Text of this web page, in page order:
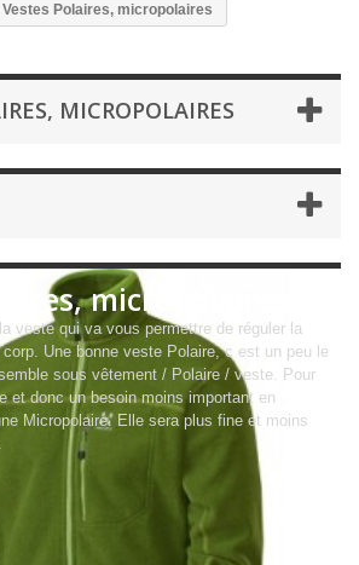
Vestes Polaires, micropolaires
MICROPOLAIRES
micropolaires
veste qui va vous permettre de réguler la
Une bonne veste Polaire, c est un peu le
sous vêtement / Polaire / veste. Pour
et donc un besoin moins important en
Micropolaire. Elle sera plus fine et moins